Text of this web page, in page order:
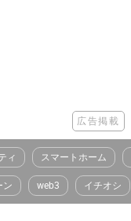
広告掲載
ィ スマートホーム
ン web3 イチオシ